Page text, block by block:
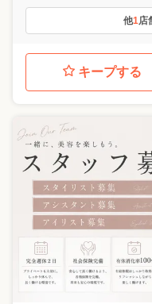
他1店
キープする